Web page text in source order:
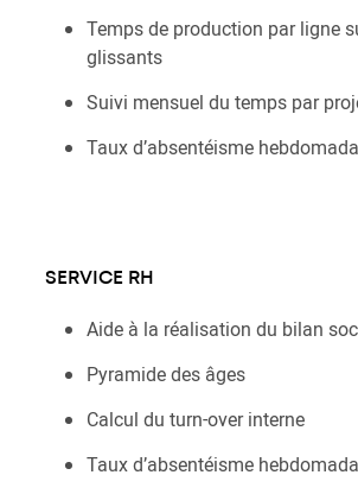
Temps de production par ligne
glissants
Suivi mensuel du temps par
Taux d’absentéisme
SERVICE RH
Aide à la réalisation du bilan
Pyramide des âges
Calcul du turn-over interne
Taux d’absentéisme